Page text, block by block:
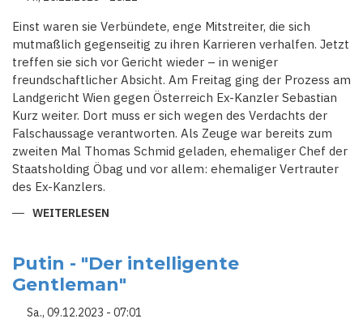
Einst waren sie Verbündete, enge Mitstreiter, die sich
mutmaßlich gegenseitig zu ihren Karrieren verhalfen. Jetzt
treffen sie sich vor Gericht wieder – in weniger
freundschaftlicher Absicht. Am Freitag ging der Prozess am
Landgericht Wien gegen Österreich Ex-Kanzler Sebastian
Kurz weiter. Dort muss er sich wegen des Verdachts der
Falschaussage verantworten. Als Zeuge war bereits zum
zweiten Mal Thomas Schmid geladen, ehemaliger Chef der
Staatsholding Öbag und vor allem: ehemaliger Vertrauter
des Ex-Kanzlers.
WEITERLESEN
EX-
KANZLER
-
EHEMALIGER
BELASTET
Putin - "Der intelligente
Gentleman"
Sa., 09.12.2023 - 07:01